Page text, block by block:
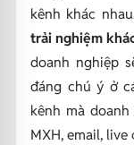
kênh khác
trải nghiệm
doanh nghiệp
đáng chú ý ở
kênh mà
MXH, email, live